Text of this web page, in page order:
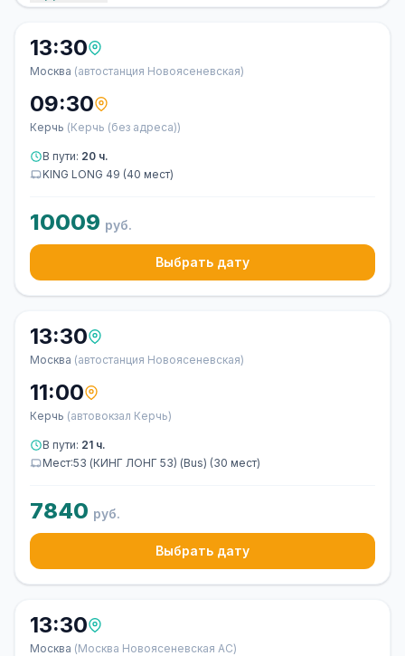
13:30
Москва (автостанция Новоясеневская)
09:30
Керчь (Керчь (без адреса))
В пути: 20 ч.
KING LONG 49 (40 мест)
10009 руб.
Выбрать дату
13:30
Москва (автостанция Новоясеневская)
11:00
Керчь (автовокзал Керчь)
В пути: 21 ч.
Мест:53 (КИНГ ЛОНГ 53) (Bus) (30 мест)
7840 руб.
Выбрать дату
13:30
Москва (Москва Новоясеневская АС)